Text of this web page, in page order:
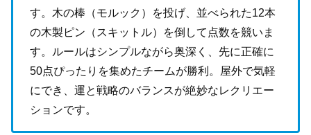
す。木の棒（モルック）を投げ、並べられた12本
の木製ピン（スキットル）を倒して点数を競いま
す。ルールはシンプルながら奥深く、先に正確に
50点ぴったりを集めたチームが勝利。屋外で気軽
にでき、運と戦略のバランスが絶妙なレクリエー
ションです。